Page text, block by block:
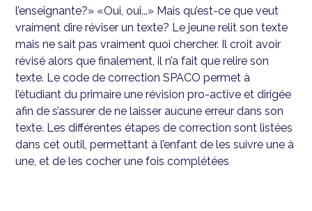
l’enseignante?» «Oui, oui...» Mais qu’est-ce que veut
vraiment dire réviser un texte? Le jeune relit son texte
mais ne sait pas vraiment quoi chercher. Il croit avoir
révisé alors que finalement, il n’a fait que relire son
texte. Le code de correction SPACO permet à
l’étudiant du primaire une révision pro-active et dirigée
afin de s’assurer de ne laisser aucune erreur dans son
texte. Les différentes étapes de correction sont listées
dans cet outil, permettant à l’enfant de les suivre une à
une, et de les cocher une fois complétées